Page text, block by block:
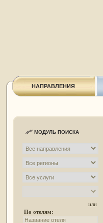
НАПРАВЛЕНИЯ
МОДУЛЬ ПОИСКА
или
По отелям: